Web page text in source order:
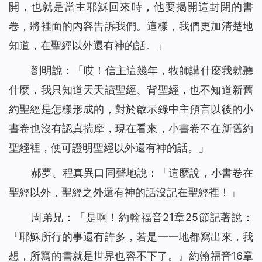
開，也就是當主耶穌回來時，他要揭開這封閉的書
卷，將裡面的內容告訴我們。這樣，我們更加清楚地
知道，在聖經以外還有神的話。」
劉明說：「哎！信主這幾年，牧師講什麼我就聽
什麼，我只知道天天讀聖經、背聖經，也不知道新舊
約聖經是怎樣形成的，對於啟示錄中主預言以後的小
書卷也沒有認真揣摩，現在看來，小書卷不在新舊約
聖經裡，便可證明聖經以外還有神的話。」
郝夢、程真異口同聲地說：「這麼說，小書卷在
聖經以外，聖經之外還有神的話沒記在聖經裡！」
周弟兄：「是啊！約翰福音21章25節記著說：
『耶穌所行的事還有許多，若是一一地都寫出來，我
想，所寫的書就是世界也容不下了。』約翰福音16章